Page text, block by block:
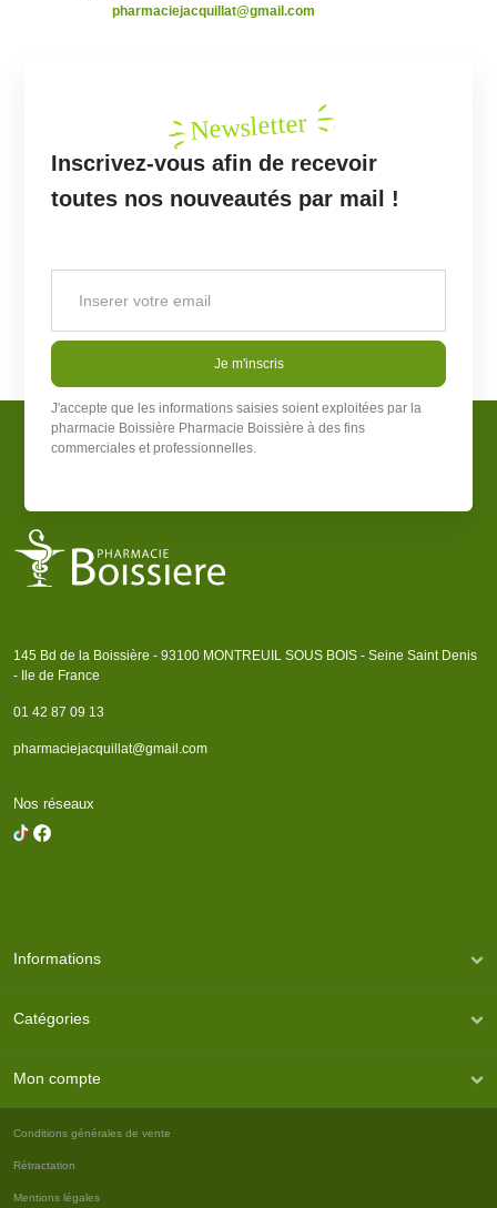
pharmaciejacquillat@gmail.com
Newsletter
Inscrivez-vous afin de recevoir
toutes nos nouveautés par mail !
Je m'inscris
J'accepte que les informations saisies soient exploitées par la
pharmacie Boissière Pharmacie Boissière à des fins
commerciales et professionnelles.
145 Bd de la Boissière - 93100 MONTREUIL SOUS BOIS - Seine Saint Denis
- Ile de France
01 42 87 09 13
pharmaciejacquillat@gmail.com
Nos réseaux
Informations
Catégories
Mon compte
Conditions générales de vente
Rétractation
Mentions légales